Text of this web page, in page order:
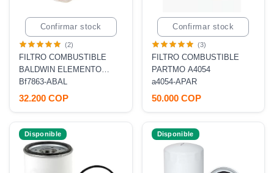
Confirmar stock
(2)
FILTRO COMBUSTIBLE
BALDWIN ELEMENTO
ROSCADO
Bf7863-ABAL
32.200 COP
Confirmar stock
(3)
FILTRO COMBUSTIBLE
PARTMO A4054
a4054-APAR
50.000 COP
Disponible Disponible